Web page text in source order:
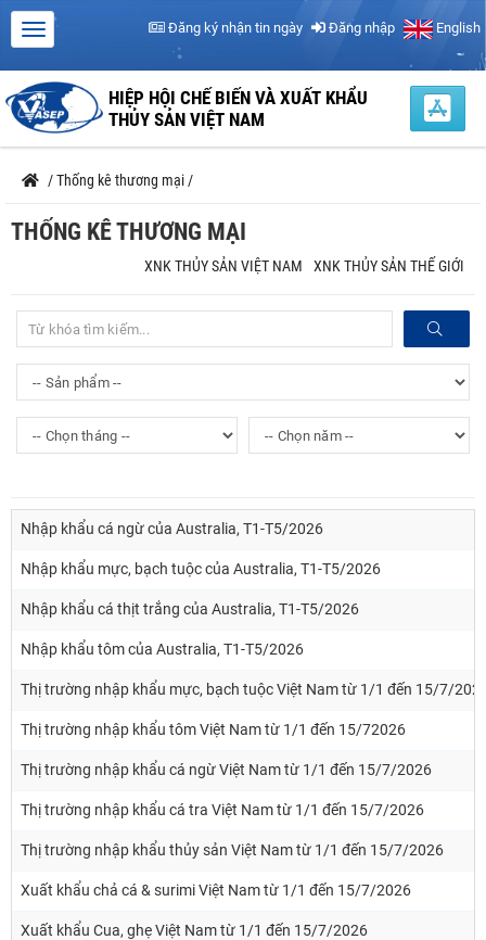
Đăng ký nhận tin ngày Đăng nhập English
HIỆP HỘI CHẾ BIẾN VÀ XUẤT KHẨU
THỦY SẢN VIỆT NAM
/Thống kê thương mại /
THỐNG KÊ THƯƠNG MẠI
XNK THỦY SẢN VIỆT NAM XNK THỦY SẢN THẾ GIỚI
Nhập khẩu cá ngừ của Australia, T1-T5/2026
Nhập khẩu mực, bạch tuộc của Australia, T1-T5/2026
Nhập khẩu cá thịt trắng của Australia, T1-T5/2026
Nhập khẩu tôm của Australia, T1-T5/2026
Thị trường nhập khẩu mực, bạch tuộc Việt Nam từ 1/1 đến 15/7/
Thị trường nhập khẩu tôm Việt Nam từ 1/1 đến 15/72026
Thị trường nhập khẩu cá ngừ Việt Nam từ 1/1 đến 15/7/2026
Thị trường nhập khẩu cá tra Việt Nam từ 1/1 đến 15/7/2026
Thị trường nhập khẩu thủy sản Việt Nam từ 1/1 đến 15/7/2026
Xuất khẩu chả cá & surimi Việt Nam từ 1/1 đến 15/7/2026
Xuất khẩu Cua, ghẹ Việt Nam từ 1/1 đến 15/7/2026